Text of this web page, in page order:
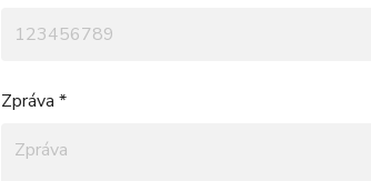
Zpráva *